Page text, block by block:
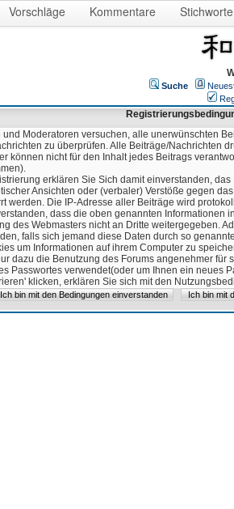
Vorschläge Kommentare Stichworte
Suche
Moderatoren versuchen, alle unerwünschten
zu überprüfen. Alle Beiträge/Nachrichten
können nicht für den Inhalt jedes Beitrags
erklären Sie Sich damit einverstanden,
Ansichten oder (verbaler) Verstöße gegen
werden. Die IP-Adresse aller Beiträge wird
dass die oben genannten Informationen
des Webmasters nicht an Dritte weitergegeben.
falls sich jemand diese Daten durch so
um Informationen auf ihrem Computer zu
dazu die Benutzung des Forums angenehmer
Passwortes verwendet(oder um Ihnen ein neues
klicken, erklären Sie sich mit den